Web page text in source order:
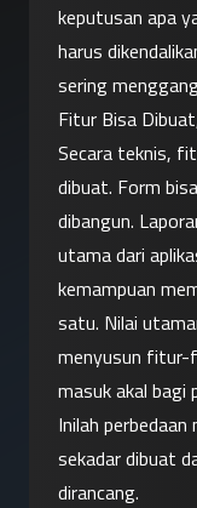
keputusan apa
harus
sering
Fitur Bisa
Secara teknis,
dibuat. Form
dibangun.
utama dari
kemampuan
satu. Nilai
menyusun fitur-
masuk akal bagi
Inilah
sekadar dibuat
dirancang.